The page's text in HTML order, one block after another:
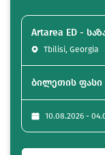
Artarea ED -
Tbilisi, Georgia
ბილეთის ფასი
10.08.2026 -